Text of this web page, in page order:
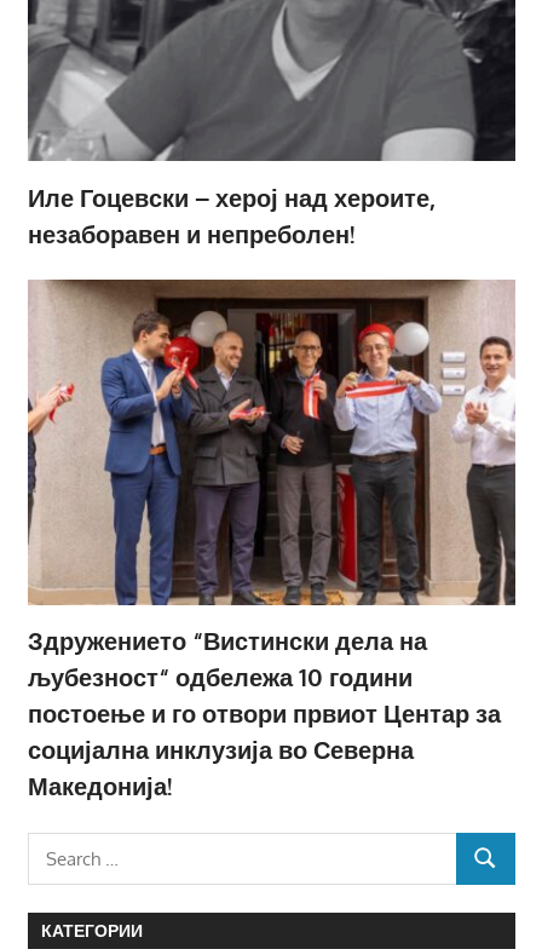
Иле Гоцевски – херој над хероите,
незаборавен и непреболен!
Здружението “Вистински дела на
љубезност“ одбележа 10 години
постоење и го отвори првиот Центар за
социјална инклузија во Северна
Македонија!
SEARCH
КАТЕГОРИИ